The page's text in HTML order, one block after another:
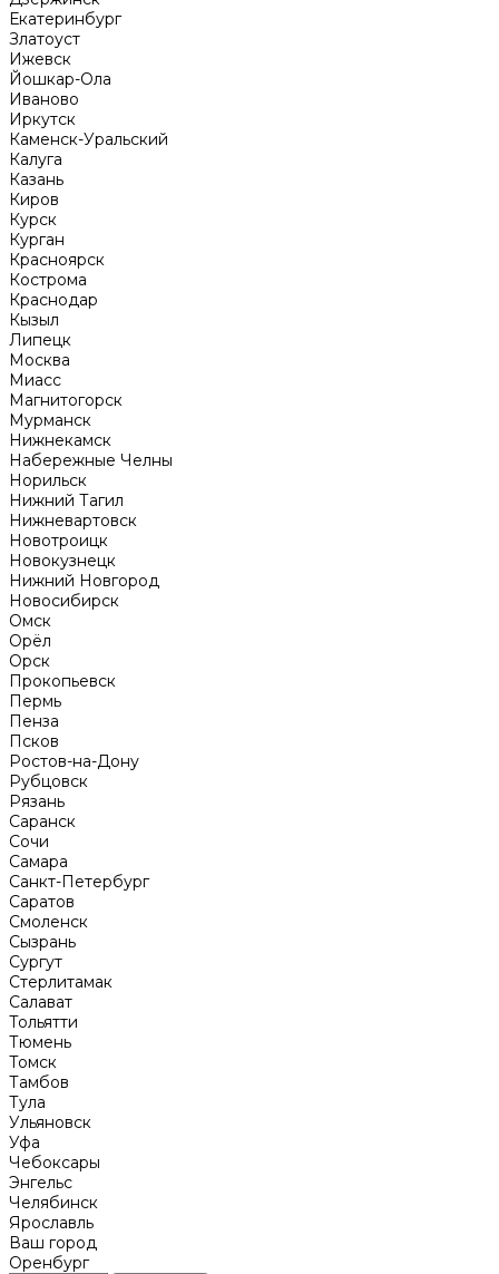
Екатеринбург
Златоуст
Ижевск
Йошкар-Ола
Иваново
Иркутск
Каменск-Уральский
Калуга
Казань
Киров
Курск
Курган
Красноярск
Кострома
Краснодар
Кызыл
Липецк
Москва
Миасс
Магнитогорск
Мурманск
Нижнекамск
Набережные Челны
Норильск
Нижний Тагил
Нижневартовск
Новотроицк
Новокузнецк
Нижний Новгород
Новосибирск
Омск
Орёл
Орск
Прокопьевск
Пермь
Пенза
Псков
Ростов-на-Дону
Рубцовск
Рязань
Саранск
Сочи
Самара
Санкт-Петербург
Саратов
Смоленск
Сызрань
Сургут
Стерлитамак
Салават
Тольятти
Тюмень
Томск
Тамбов
Тула
Ульяновск
Уфа
Чебоксары
Энгельс
Челябинск
Ярославль
Ваш город
Оренбург